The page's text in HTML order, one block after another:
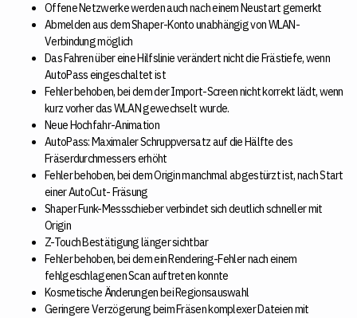
Offene Netzwerke werden auch nach einem Neustart gemerkt
Abmelden aus dem Shaper-Konto unabhängig von WLAN-
Verbindung möglich
Das Fahren über eine Hilfslinie verändert nicht die Frästiefe, wenn
AutoPass eingeschaltet ist
Fehler behoben, bei dem der Import-Screen nicht korrekt lädt, wenn
kurz vorher das WLAN gewechselt wurde.
Neue Hochfahr-Animation
AutoPass: Maximaler Schruppversatz auf die Hälfte des
Fräserdurchmessers erhöht
Fehler behoben, bei dem Origin manchmal abgestürzt ist, nach Start
einer AutoCut- Fräsung
Shaper Funk-Messschieber verbindet sich deutlich schneller mit
Origin
Z-Touch Bestätigung länger sichtbar
Fehler behoben, bei dem ein Rendering-Fehler nach einem
fehlgeschlagenen Scan auftreten konnte
Kosmetische Änderungen bei Regionsauswahl
Geringere Verzögerung beim Fräsen komplexer Dateien mit